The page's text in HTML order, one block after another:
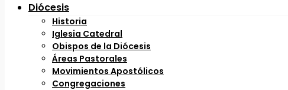
Diócesis
Historia
Iglesia Catedral
Obispos de la Diócesis
Áreas Pastorales
Movimientos Apostólicos
Congregaciones